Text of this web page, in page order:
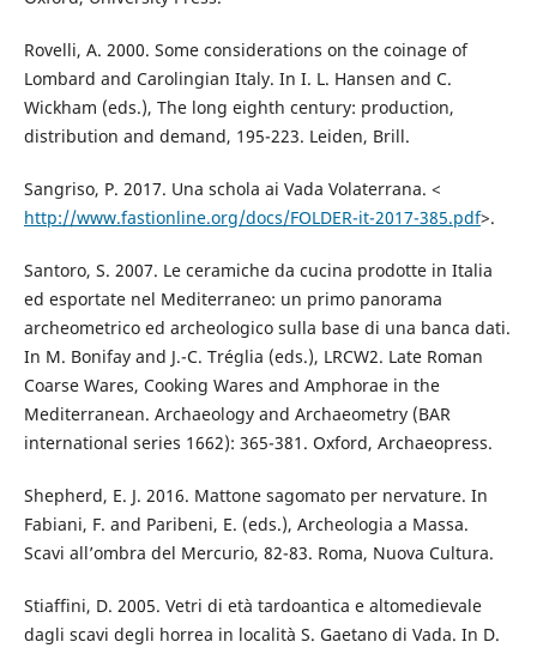
Rovelli, A. 2000. Some considerations on the coinage of
Lombard and Carolingian Italy. In I. L. Hansen and C.
Wickham (eds.), The long eighth century: production,
distribution and demand, 195-223. Leiden, Brill.
Sangriso, P. 2017. Una schola ai Vada Volaterrana. <
http://www.fastionline.org/docs/FOLDER-it-2017-385.pdf>.
Santoro, S. 2007. Le ceramiche da cucina prodotte in Italia
ed esportate nel Mediterraneo: un primo panorama
archeometrico ed archeologico sulla base di una banca dati.
In M. Bonifay and J.-C. Tréglia (eds.), LRCW2. Late Roman
Coarse Wares, Cooking Wares and Amphorae in the
Mediterranean. Archaeology and Archaeometry (BAR
international series 1662): 365-381. Oxford, Archaeopress.
Shepherd, E. J. 2016. Mattone sagomato per nervature. In
Fabiani, F. and Paribeni, E. (eds.), Archeologia a Massa.
Scavi all’ombra del Mercurio, 82-83. Roma, Nuova Cultura.
Stiaffini, D. 2005. Vetri di età tardoantica e altomedievale
dagli scavi degli horrea in località S. Gaetano di Vada. In D.